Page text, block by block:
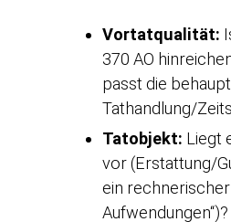
Vortatqualität:
370 AO
passt die
Tathandlung/
Tatobjekt: Liegt
vor (Erstattung/
ein
Aufwendungen“)?